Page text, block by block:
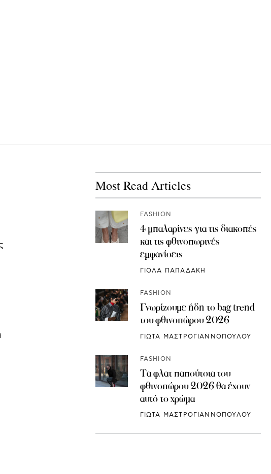
Most Read Articles
FASHION
4 μπαλαρίνες για τις διακοπές
και τις φθινοπωρινές
εμφανίσεις
ΓΙΟΛΑ ΠΑΠΑΔΑΚΗ
FASHION
Γνωρίζουμε ήδη το bag trend
του φθινοπώρου 2026
ΓΙΩΤΑ ΜΑΣΤΡΟΓΙΑΝΝΟΠΟΥΛΟΥ
FASHION
Τα φλατ παπούτσια του
φθινοπώρου 2026 θα έχουν
αυτό το χρώμα
ΓΙΩΤΑ ΜΑΣΤΡΟΓΙΑΝΝΟΠΟΥΛΟΥ